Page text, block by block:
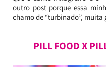
outro post porque essa
chamo de “turbinado”, muita
PILL FOOD X